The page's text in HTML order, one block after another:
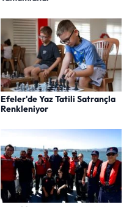
Efeler'de Yaz Tatili Satrançla
Renkleniyor